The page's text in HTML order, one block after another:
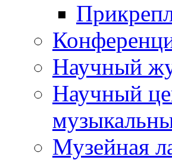
Научный
Научный
Музейная